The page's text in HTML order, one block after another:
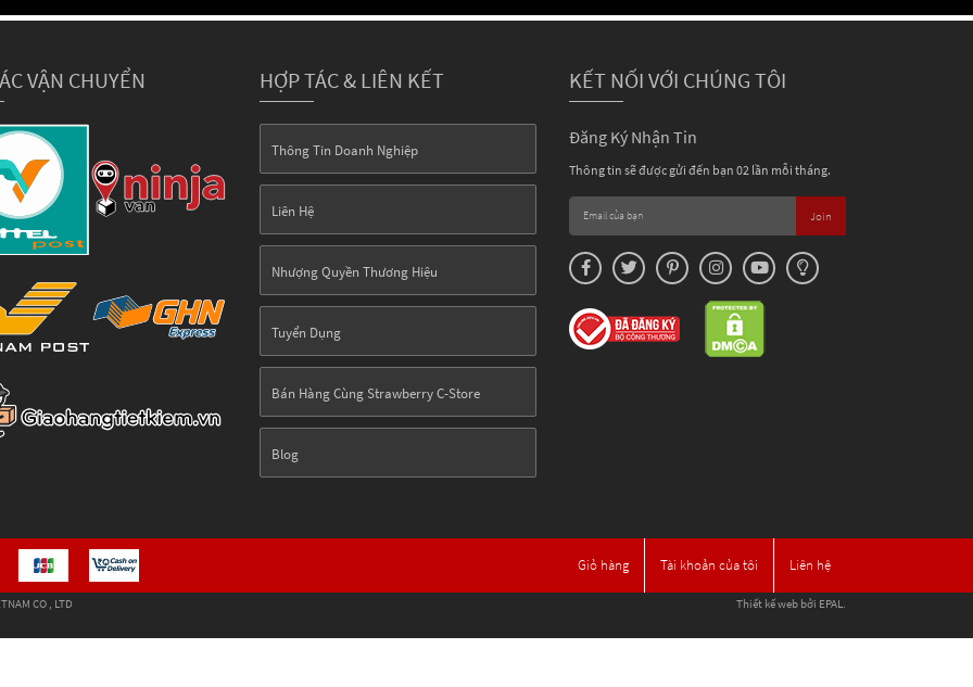
VẬN CHUYỂN HỢP TÁC & LIÊN KẾT KẾT NỐI VỚI CHÚNG TÔI
Thông Tin Doanh Nghiệp
Liên Hệ
Nhượng Quyền Thương Hiệu
Tuyển Dụng
Bán Hàng Cùng Strawberry C-Store
Blog
Đăng Ký Nhận Tin
Thông tin sẽ được gửi đến bạn 02 lần mỗi tháng.
Join
Giỏ hàng Tài khoản của tôi Liên hệ
CO , LTD
Thiết kế web bởi EPAL.